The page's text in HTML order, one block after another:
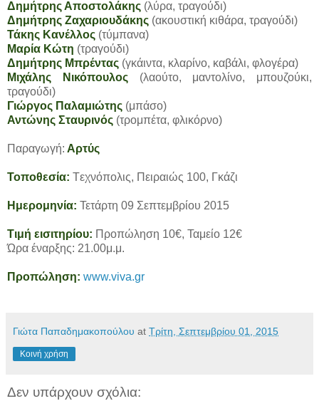
Δημήτρης Αποστολάκης (λύρα, τραγούδι)
Δημήτρης Ζαχαριουδάκης (ακουστική κιθάρα, τραγούδι)
Τάκης Κανέλλος (τύμπανα)
Μαρία Κώτη (τραγούδι)
Δημήτρης Μπρέντας (γκάιντα, κλαρίνο, καβάλι, φλογέρα)
Μιχάλης Νικόπουλος(λαούτο, μαντολίνο, μπουζούκι,
τραγούδι)
Γιώργος Παλαμιώτης (μπάσο)
Αντώνης Σταυρινός (τρομπέτα, φλικόρνο)
Παραγωγή: Αρτύς
Τοποθεσία: Tεχνόπολις, Πειραιώς 100, Γκάζι
Ημερομηνία: Τετάρτη 09 Σεπτεμβρίου 2015
Τιμή εισιτηρίου: Προπώληση 10€, Ταμείο 12€
Ώρα έναρξης: 21.00μ.μ.
Προπώληση: www.viva.gr
Γιώτα Παπαδημακοπούλου at Τρίτη, Σεπτεμβρίου 01, 2015
Κοινή χρήση
Δεν υπάρχουν σχόλια: